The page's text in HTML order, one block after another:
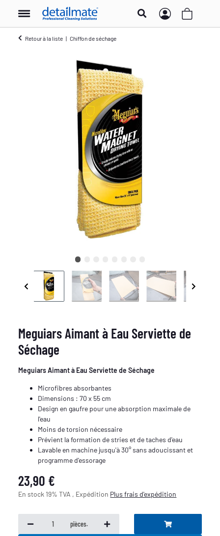
Retour à la liste Chiffon de séchage
Meguiars Aimant à Eau Serviette de
Séchage
Meguiars Aimant à Eau Serviette de Séchage
Microfibres absorbantes
Dimensions : 70 x 55 cm
Design en gaufre pour une absorption maximale de
l'eau
Moins de torsion nécessaire
Prévient la formation de stries et de taches d'eau
Lavable en machine jusqu'à 30° sans adoucissant et
programme d'essorage
23,90 €
En stock 19% TVA , Expédition Plusfrais d'expédition
pièces.